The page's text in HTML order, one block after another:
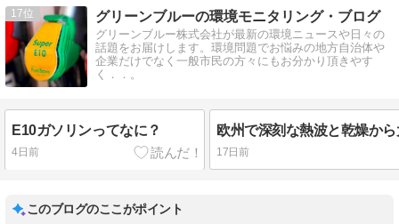
17 グリーンブルーの環境モニタリング・ブログ
グリーンブルー株式会社が最新の環境ニュースや日々の
話題をお届けします。環境問題でお悩みの地方自治体や
企業だけでなく一般市民の方々にもお分かり頂きやす
く．．。
E10ガソリンってなに？
4日前 17日前
このブログのここがポイント